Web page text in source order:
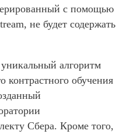
с помощью
не будет содержать
алгоритм
контрастного обучения
Сбера. Кроме того,